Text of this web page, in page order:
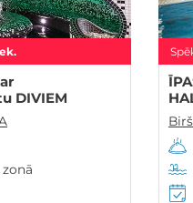
DIVIEM